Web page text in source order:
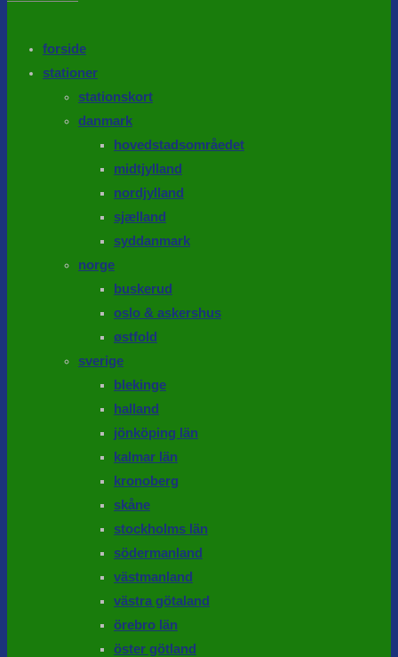
forside
stationer
stationskort
danmark
hovedstadsområedet
midtjylland
nordjylland
sjælland
syddanmark
norge
buskerud
oslo & askershus
østfold
sverige
blekinge
halland
jönköping län
kalmar län
kronoberg
skåne
stockholms län
södermanland
västmanland
västra götaland
örebro län
öster götland